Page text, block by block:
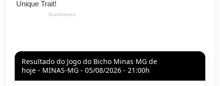
Resultado do Jogo do Bicho Minas MG de
hoje - MINAS-MG - 05/08/2026 - 21:00h